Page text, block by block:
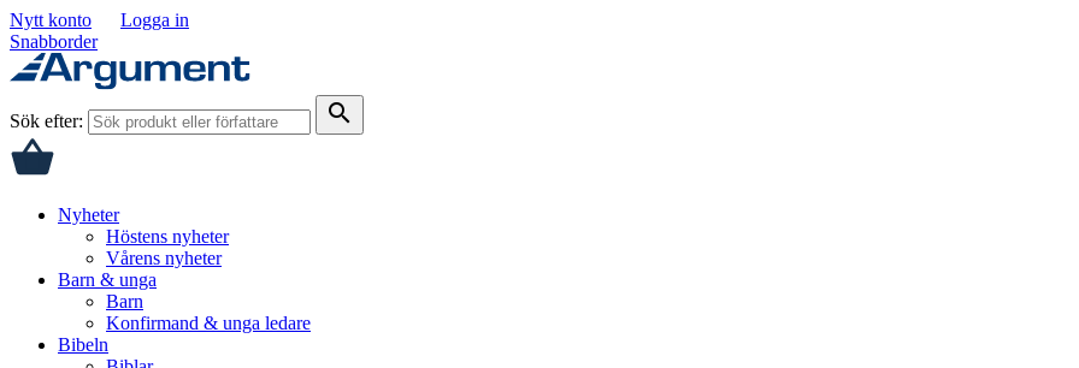
Nytt konto
Logga in
Snabborder
Sök efter: search
Nyheter
Höstens nyheter
Vårens nyheter
Barn & unga
Barn
Konfirmand & unga ledare
Bibeln